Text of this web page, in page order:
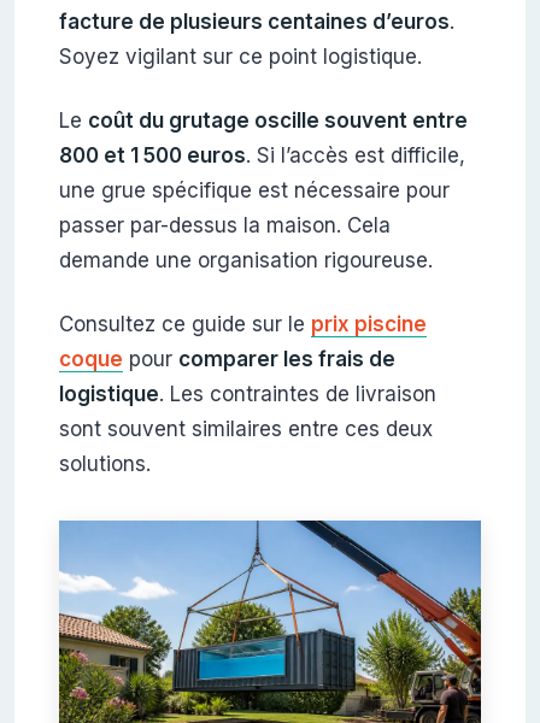
facture de plusieurs centaines d’euros.
Soyez vigilant sur ce point logistique.
Le coût du grutage oscille souvent entre
800 et 1 500 euros. Si l’accès est difficile,
une grue spécifique est nécessaire pour
passer par-dessus la maison. Cela
demande une organisation rigoureuse.
Consultez ce guide sur le prix piscine
coque pour comparer les frais de
logistique. Les contraintes de livraison
sont souvent similaires entre ces deux
solutions.